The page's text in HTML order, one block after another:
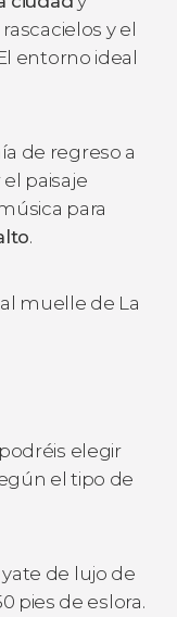
y el
entorno ideal
de regreso a
paisaje
para
.
muelle de La
elegir
el tipo de
de lujo de
pies de eslora.